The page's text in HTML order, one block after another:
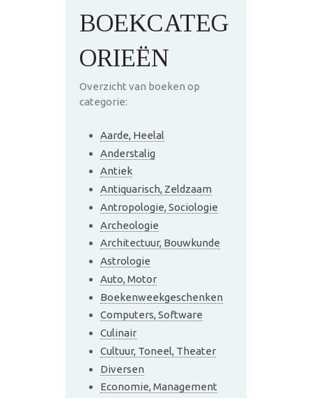
BOEKCATEG
ORIEËN
Overzicht van boeken op
categorie:
Aarde, Heelal
Anderstalig
Antiek
Antiquarisch, Zeldzaam
Antropologie, Sociologie
Archeologie
Architectuur, Bouwkunde
Astrologie
Auto, Motor
Boekenweekgeschenken
Computers, Software
Culinair
Cultuur, Toneel, Theater
Diversen
Economie, Management